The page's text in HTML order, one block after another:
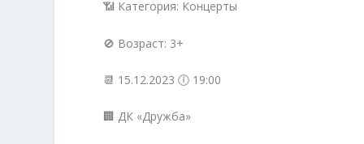
📶 Категория: Концерты
🚫 Возраст: 3+
📆 15.12.2023 🕕 19:00
🏢 ДК «Дружба»